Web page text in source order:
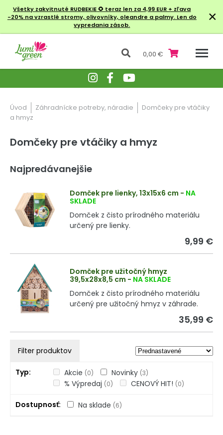
Všetky zakvitnuté RUDBEKIE🌻 teraz len za 4,99 EUR + zľava
-20% na vzrastlé stromy, olivovníky, oleandre a palmy. Len do
vypredania zásob.
×
0,00 €
Úvod Záhradnícke potreby, náradie
Domčeky pre vtáčiky
a hmyz
Domčeky pre vtáčiky a hmyz
Najpredávanejšie
Domček pre lienky, 13x15x6 cm - NA
SKLADE
Domček z čisto prírodného materiálu
určený pre lienky.
9,99 €
Domček pre užitočný hmyz
39,5x28x8,5 cm - NA SKLADE
Domček z čisto prírodného materiálu
určený pre užitočný hmyz v záhrade.
35,99 €
Filter produktov
Typ Akcie (0) Novinky (3)
% Výpredaj (0) CENOVÝ HIT! (0)
Dostupnosť Na sklade (6)